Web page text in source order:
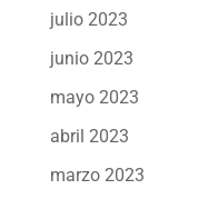
julio 2023
junio 2023
mayo 2023
abril 2023
marzo 2023